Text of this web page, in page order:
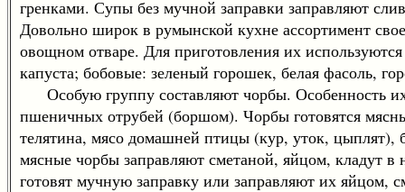
гренками. Супы без мучной заправки заправляют
Довольно широк в румынской кухне ассортимент
овощном отваре. Для приготовления их
капуста; бобовые: зеленый горошек, белая фасоль,
Особую группу составляют чорбы. Особенность
пшеничных отрубей (боршом). Чорбы готовятся
телятина, мясо домашней птицы (кур, уток, цыплят),
мясные чорбы заправляют сметаной, яйцом, кладут
готовят мучную заправку или заправляют их яйцом,